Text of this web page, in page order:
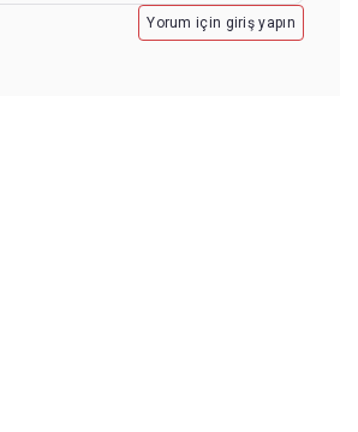
Yorum için giriş yapın